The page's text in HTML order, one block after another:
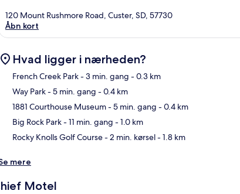
120 Mount Rushmore Road, Custer, SD, 57730
Åbn kort
Hvad ligger i nærheden?
French Creek Park- 3 min. gang - 0.3 km
Way Park- 5 min. gang - 0.4 km
1881 Courthouse Museum- 5 min. gang - 0.4 km
Big Rock Park- 11 min. gang - 1.0 km
Rocky Knolls Golf Course- 2 min. kørsel- 1.8 km
mere
Motel